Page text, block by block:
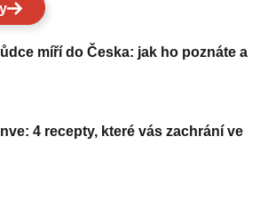
míří do Česka: jak ho poznáte a
4 recepty, které vás zachrání ve